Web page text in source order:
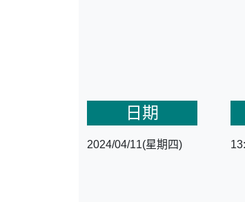
日期
2024/04/11(星期四)